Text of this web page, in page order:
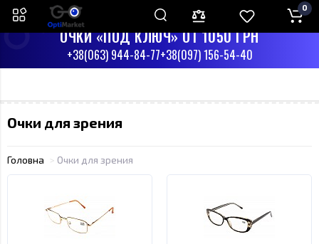
ПН-СБ С 9:00 ДО 17:00
ВС - ВЫХОДНЫЙ
ОЧКИ «ПОД КЛЮЧ» ОТ 1050 ГРН
+38(063) 944-84-77+38(097) 156-54-40
0
Очки для зрения
Головна Очки для зрения